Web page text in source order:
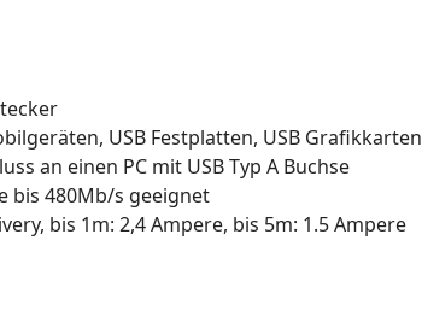
USB Festplatten, USB Grafikkarten
an einen PC mit USB Typ A Buchse
bis 480Mb/s geeignet
bis 1m: 2,4 Ampere, bis 5m: 1.5 Ampere